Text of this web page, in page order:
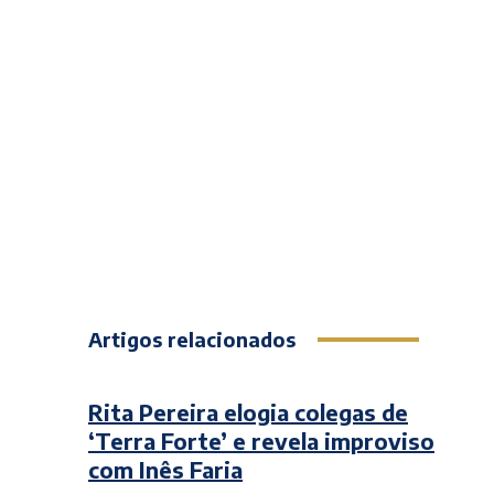
Artigos relacionados
Rita Pereira elogia colegas de
‘Terra Forte’ e revela improviso
com Inês Faria